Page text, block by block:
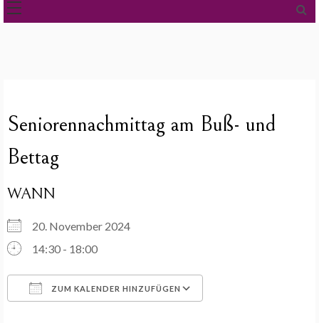
Seniorennachmittag am Buß- und
Bettag
WANN
20. November 2024
14:30 - 18:00
ZUM KALENDER HINZUFÜGEN